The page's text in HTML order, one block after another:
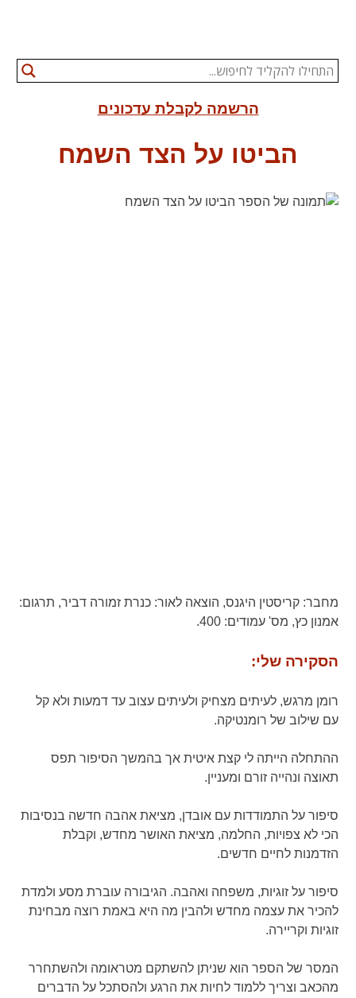
הרשמה לקבלת עדכונים
הביטו על הצד השמח
מחבר:קריסטין היגנס, הוצאה לאור: כנרת זמורה דביר, תרגום:
אמנון כץ, מס' עמודים: 400.
הסקירה שלי:
רומן מרגש, לעיתים מצחיק ולעיתים עצוב עד דמעות ולא קל
עם שילוב של רומנטיקה.
ההתחלה הייתה לי קצת איטית אך בהמשך הסיפור תפס
תאוצה ונהייה זורם ומעניין.
סיפור על התמודדות עם אובדן, מציאת אהבה חדשה בנסיבות
הכי לא צפויות, החלמה, מציאת האושר מחדש, וקבלת
הזדמנות לחיים חדשים.
סיפור על זוגיות, משפחה ואהבה. הגיבורה עוברת מסע ולמדת
להכיר את עצמה מחדש ולהבין מה היא באמת רוצה מבחינת
זוגיות וקריירה.
המסר של הספר הוא שניתן להשתקם מטראומה ולהשתחרר
מהכאב וצריך ללמוד לחיות את הרגע ולהסתכל על הדברים